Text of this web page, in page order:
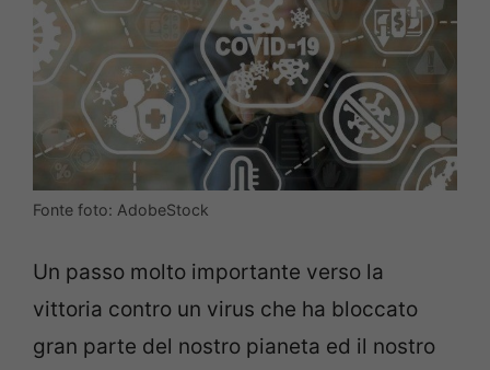
Fonte foto: AdobeStock
Un passo molto importante verso la
vittoria contro un virus che ha bloccato
gran parte del nostro pianeta ed il nostro